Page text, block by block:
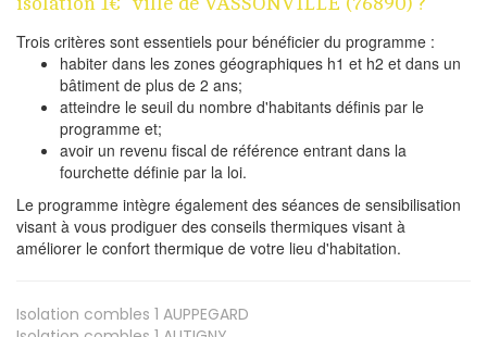
Trois critères sont essentiels pour bénéficier du programme :
habiter dans les zones géographiques h1 et h2 et dans un
bâtiment de plus de 2 ans;
atteindre le seuil du nombre d'habitants définis par le
programme et;
avoir un revenu fiscal de référence entrant dans la
fourchette définie par la loi.
Le programme intègre également des séances de sensibilisation
visant à vous prodiguer des conseils thermiques visant à
améliorer le confort thermique de votre lieu d'habitation.
Isolation combles 1 AUPPEGARD